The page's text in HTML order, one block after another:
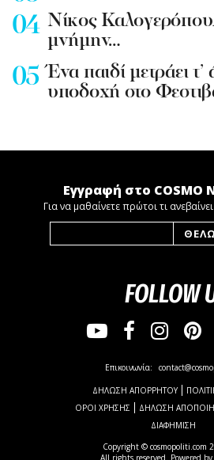
Νίκος
μνήμην…
Ένα παιδί μετράει
υποδοχή στο
Εγγραφή στο COSMO
Για να μαθαίνετε πρώτοι τι
FOLLOW
Copyright © cosmopoliti.com
All rights reserved. Powered by
Επικοινωνία:
ΔΗΛΩΣΗ ΑΠΟΡΡΗΤΟΥ
ΟΡΟΙ ΧΡΗΣΗΣ
ΔΗΛΩΣΗ
ΔΙΑΦΗΜΙΣΗ